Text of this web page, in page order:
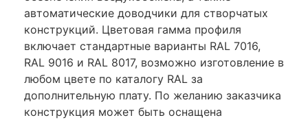
автоматические доводчики для створчатых
конструкций. Цветовая гамма профиля
включает стандартные варианты RAL 7016,
RAL 9016 и RAL 8017, возможно изготовление в
любом цвете по каталогу RAL за
дополнительную плату. По желанию заказчика
конструкция может быть оснащена